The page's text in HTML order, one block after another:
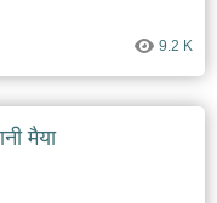
9.2 K
मैया